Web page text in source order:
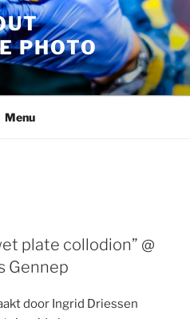
PHOTO
Menu
plate collodion” @
Gennep
door Ingrid Driessen